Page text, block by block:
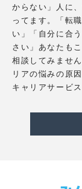
からない」人に
ってます。「転
い」「自分に合
さい」あなたも
相談してみませ
リアの悩みの原
キャリアサービ